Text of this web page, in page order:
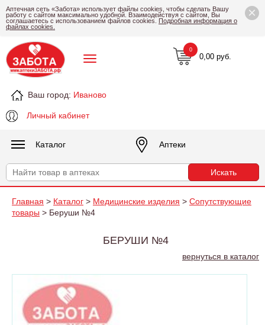
×
Аптечная сеть «Забота» использует файлы cookies, чтобы сделать Вашу
работу с сайтом максимально удобной. Взаимодействуя с сайтом, Вы
соглашаетесь с использованием файлов cookies. Подробная информация о
файлах cookies.
Ваш город: Иваново
Личный кабинет
0,00 руб.
0
Каталог Аптеки
Главная > Каталог > Медицинские изделия > Сопутствующие
товары > Беруши №4
БЕРУШИ №4
вернуться в каталог